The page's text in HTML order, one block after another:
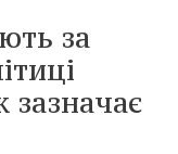
за
зазначає